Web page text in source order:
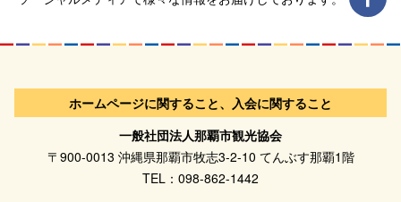
ホームページに関すること、入会に関すること
一般社団法人那覇市観光協会
〒900-0013 沖縄県那覇市牧志3-2-10 てんぶす那覇1階
TEL：098-862-1442